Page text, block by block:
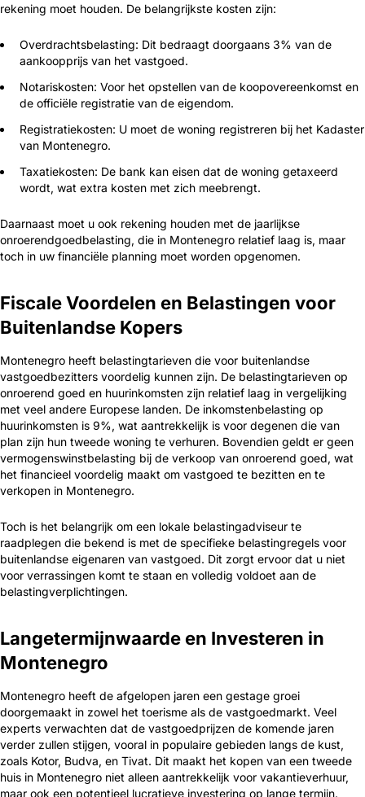
rekening moet houden. De belangrijkste kosten zijn:
Overdrachtsbelasting: Dit bedraagt doorgaans 3% van de
aankoopprijs van het vastgoed.
Notariskosten: Voor het opstellen van de koopovereenkomst en
de officiële registratie van de eigendom.
Registratiekosten: U moet de woning registreren bij het Kadaster
van Montenegro.
Taxatiekosten: De bank kan eisen dat de woning getaxeerd
wordt, wat extra kosten met zich meebrengt.
Daarnaast moet u ook rekening houden met de jaarlijkse
onroerendgoedbelasting, die in Montenegro relatief laag is, maar
toch in uw financiële planning moet worden opgenomen.
Fiscale Voordelen en Belastingen voor
Buitenlandse Kopers
Montenegro heeft belastingtarieven die voor buitenlandse
vastgoedbezitters voordelig kunnen zijn. De belastingtarieven op
onroerend goed en huurinkomsten zijn relatief laag in vergelijking
met veel andere Europese landen. De inkomstenbelasting op
huurinkomsten is 9%, wat aantrekkelijk is voor degenen die van
plan zijn hun tweede woning te verhuren. Bovendien geldt er geen
vermogenswinstbelasting bij de verkoop van onroerend goed, wat
het financieel voordelig maakt om vastgoed te bezitten en te
verkopen in Montenegro.
Toch is het belangrijk om een lokale belastingadviseur te
raadplegen die bekend is met de specifieke belastingregels voor
buitenlandse eigenaren van vastgoed. Dit zorgt ervoor dat u niet
voor verrassingen komt te staan en volledig voldoet aan de
belastingverplichtingen.
Langetermijnwaarde en Investeren in
Montenegro
Montenegro heeft de afgelopen jaren een gestage groei
doorgemaakt in zowel het toerisme als de vastgoedmarkt. Veel
experts verwachten dat de vastgoedprijzen de komende jaren
verder zullen stijgen, vooral in populaire gebieden langs de kust,
zoals Kotor, Budva, en Tivat. Dit maakt het kopen van een tweede
huis in Montenegro niet alleen aantrekkelijk voor vakantieverhuur,
maar ook een potentieel lucratieve investering op lange termijn.